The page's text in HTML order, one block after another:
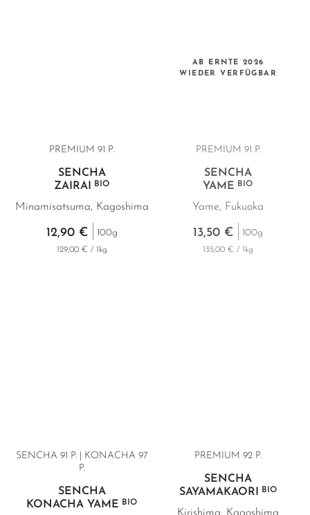
PREMIUM 91 P.
SENCHA
ZAIRAI
BIO
Minamisatsuma, Kagoshima
12,90 € 100g
129,00 € / 1kg
AB ERNTE 2026
WIEDER VERFÜGBAR
PREMIUM 91 P.
SENCHA
YAMEBIO
Yame, Fukuoka
13,50 € 100g
135,00 € / 1kg
SENCHA 91 P. | KONACHA 97
P.
SENCHA
KONACHA YAME BIO
PREMIUM92 P.
SENCHA
SAYAMAKAORI
BIO
Kirishima, Kagoshima